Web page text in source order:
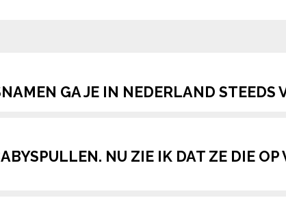
GA JE IN NEDERLAND STEEDS
NU ZIE IK DAT ZE DIE OP